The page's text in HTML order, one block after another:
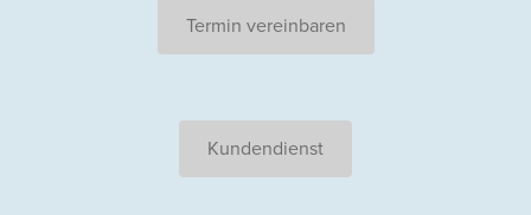
Termin vereinbaren
Kundendienst